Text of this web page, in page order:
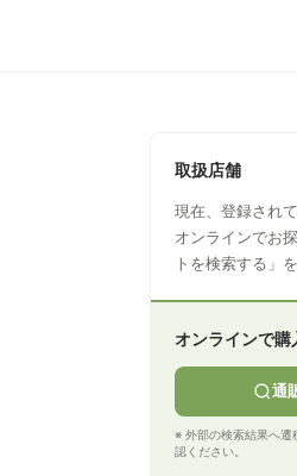
取扱店舗
現在、登録され
オンラインでお
トを検索する」
オンラインで購
通
※ 外部の検索結果へ遷
認ください。